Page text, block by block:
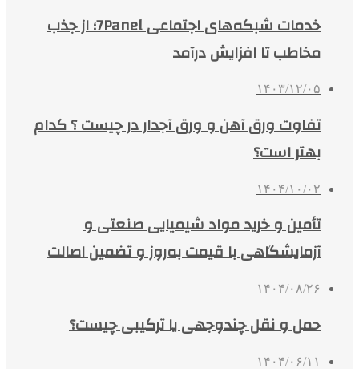
خدمات شبکه‌های اجتماعی 7Panel؛ از جذب
مخاطب تا افزایش درآمد
۱۴۰۳/۱۲/۰۵
تفاوت ورق آهن و ورق آجدار در چیست ؟ کدام
بهتر است؟
۱۴۰۴/۱۰/۰۲
تأمین و خرید مواد شیمیایی صنعتی و
آزمایشگاهی با قیمت به‌روز و تضمین اصالت
۱۴۰۴/۰۸/۲۶
حمل و نقل چندوجهی یا ترکیبی چیست؟
۱۴۰۴/۰۶/۱۱